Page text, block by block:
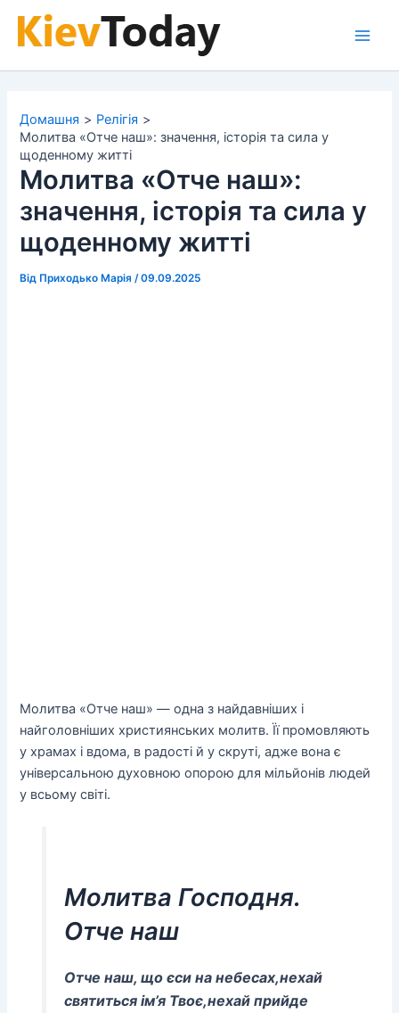
Домашня
Релігія
Молитва «Отче наш»: значення, історія та сила у
щоденному житті
Молитва «Отче наш»:
значення, історія та сила у
щоденному житті
Від Приходько Марія /09.09.2025
Молитва «Отче наш» — одна з найдавніших і
найголовніших християнських молитв. Її промовляють
у храмах і вдома, в радості й у скруті, адже вона є
універсальною духовною опорою для мільйонів людей
у всьому світі.
Молитва Господня.
Отче наш
Отче наш, що єси на небесах,нехай
святиться ім’я Твоє,нехай прийде